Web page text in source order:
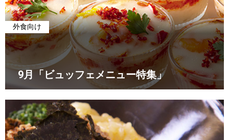
外食向け
9月「ビュッフェメニュー特集」